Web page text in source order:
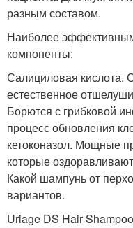
разным составом.
Наиболее
компоненты:
Салициловая кислота.
естественное
Борются с грибковой
процесс обновления
кетоконазол. Мощные
которые
Какой шампунь от
вариантов.
Uriage DS Hair